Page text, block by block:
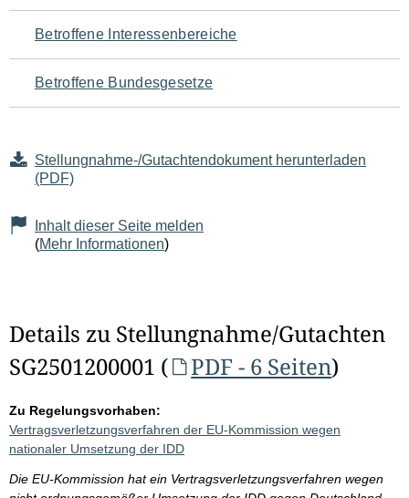
für
den
Seiteninhalt
Betroffene Interessenbereiche
Betroffene Bundesgesetze
Stellungnahme-/Gutachtendokument herunterladen
(PDF)
Inhalt dieser Seite melden
(Mehr Informationen)
Details zu Stellungnahme/Gutachten
SG2501200001 (
PDF - 6 Seiten)
Zu Regelungsvorhaben:
Vertragsverletzungsverfahren der EU-Kommission wegen
nationaler Umsetzung der IDD
Die EU-Kommission hat ein Vertragsverletzungsverfahren wegen